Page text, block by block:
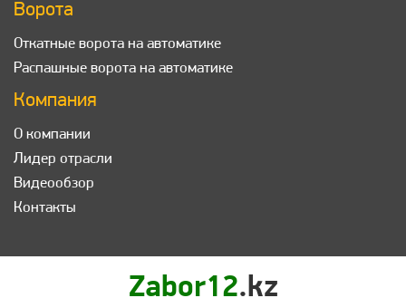
Ворота
Откатные ворота на автоматике
Распашные ворота на автоматике
Компания
О компании
Лидер отрасли
Видеообзор
Контакты
Zabor12.kz